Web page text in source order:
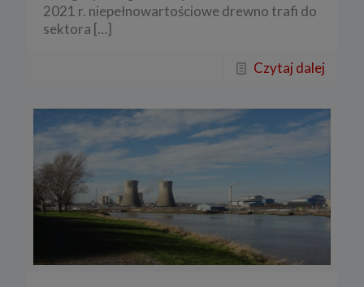
2021 r. niepełnowartościowe drewno trafi do
sektora […]
Czytaj dalej